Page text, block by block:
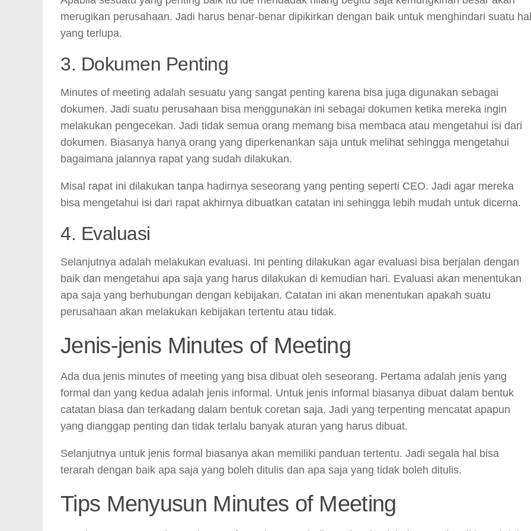
merugikan perusahaan. Jadi harus benar-benar dipikirkan dengan baik untuk menghindari suatu hal
yang terlupa.
3. Dokumen Penting
Minutes of meeting adalah sesuatu yang sangat penting karena bisa juga digunakan sebagai
dokumen. Jadi suatu perusahaan bisa menggunakan ini sebagai dokumen ketika mereka ingin
melakukan pengecekan. Jadi tidak semua orang memang bisa membaca atau mengetahui isi dari
dokumen. Biasanya hanya orang yang diperkenankan saja untuk melihat sehingga mengetahui
bagaimana jalannya rapat yang sudah dilakukan.
Misal rapat ini dilakukan tanpa hadirnya seseorang yang penting seperti CEO. Jadi agar mereka
bisa mengetahui isi dari rapat akhirnya dibuatkan catatan ini sehingga lebih mudah untuk dicerna.
4. Evaluasi
Selanjutnya adalah melakukan evaluasi. Ini penting dilakukan agar evaluasi bisa berjalan dengan
baik dan mengetahui apa saja yang harus dilakukan di kemudian hari. Evaluasi akan menentukan
apa saja yang berhubungan dengan kebijakan. Catatan ini akan menentukan apakah suatu
perusahaan akan melakukan kebijakan tertentu atau tidak.
Jenis-jenis Minutes of Meeting
Ada dua jenis minutes of meeting yang bisa dibuat oleh seseorang. Pertama adalah jenis yang
formal dan yang kedua adalah jenis informal. Untuk jenis informal biasanya dibuat dalam bentuk
catatan biasa dan terkadang dalam bentuk coretan saja. Jadi yang terpenting mencatat apapun
yang dianggap penting dan tidak terlalu banyak aturan yang harus dibuat.
Selanjutnya untuk jenis formal biasanya akan memiliki panduan tertentu. Jadi segala hal bisa
terarah dengan baik apa saja yang boleh ditulis dan apa saja yang tidak boleh ditulis.
Tips Menyusun Minutes of Meeting